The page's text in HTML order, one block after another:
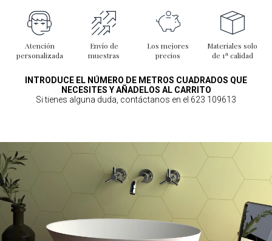
Atención
personalizada
Envío de
muestras
Los mejores
precios
Materiales solo
de 1ª calidad
INTRODUCE EL NÚMERO DE METROS CUADRADOS QUE
NECESITES Y AÑADELOS AL CARRITO
Si tienes alguna duda, contáctanos en el 623 109613